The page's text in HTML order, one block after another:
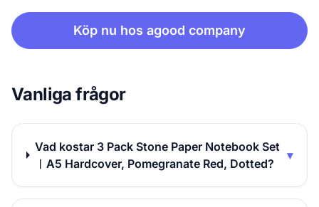
Köp nu hos agood company
Vanliga frågor
Vad kostar 3 Pack Stone Paper Notebook Set
︱A5 Hardcover, Pomegranate Red, Dotted?
▾